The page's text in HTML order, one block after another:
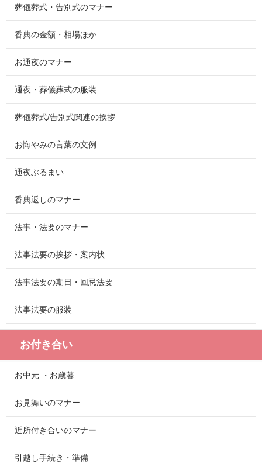
葬儀葬式・告別式のマナー
香典の金額・相場ほか
お通夜のマナー
通夜・葬儀葬式の服装
葬儀葬式/告別式関連の挨拶
お悔やみの言葉の文例
通夜ぶるまい
香典返しのマナー
法事・法要のマナー
法事法要の挨拶・案内状
法事法要の期日・回忌法要
法事法要の服装
お付き合い
お中元 ・お歳暮
お見舞いのマナー
近所付き合いのマナー
引越し手続き・準備